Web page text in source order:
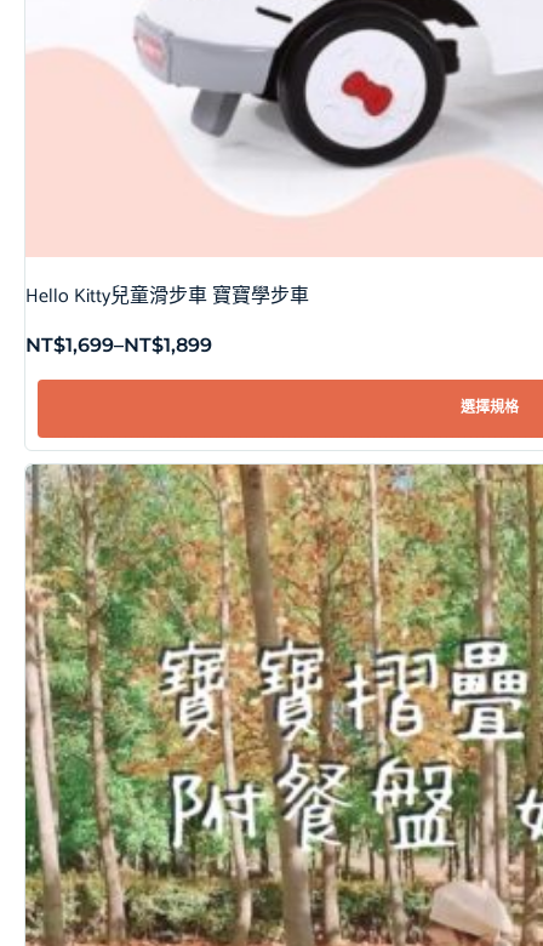
Hello Kitty兒童滑步車 寶寶學步車
NT$1,699–NT$1,899
選擇規格